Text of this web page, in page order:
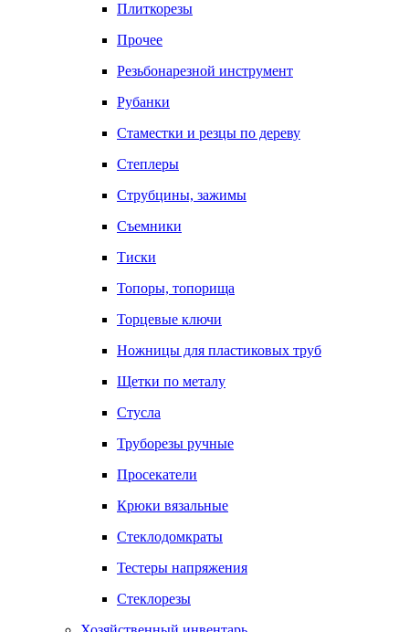
Плиткорезы
Прочее
Резьбонарезной инструмент
Рубанки
Стаместки и резцы по дереву
Степлеры
Струбцины, зажимы
Съемники
Тиски
Топоры, топорища
Торцевые ключи
Ножницы для пластиковых труб
Щетки по металу
Стусла
Труборезы ручные
Просекатели
Крюки вязальные
Стеклодомкраты
Тестеры напряжения
Стеклорезы